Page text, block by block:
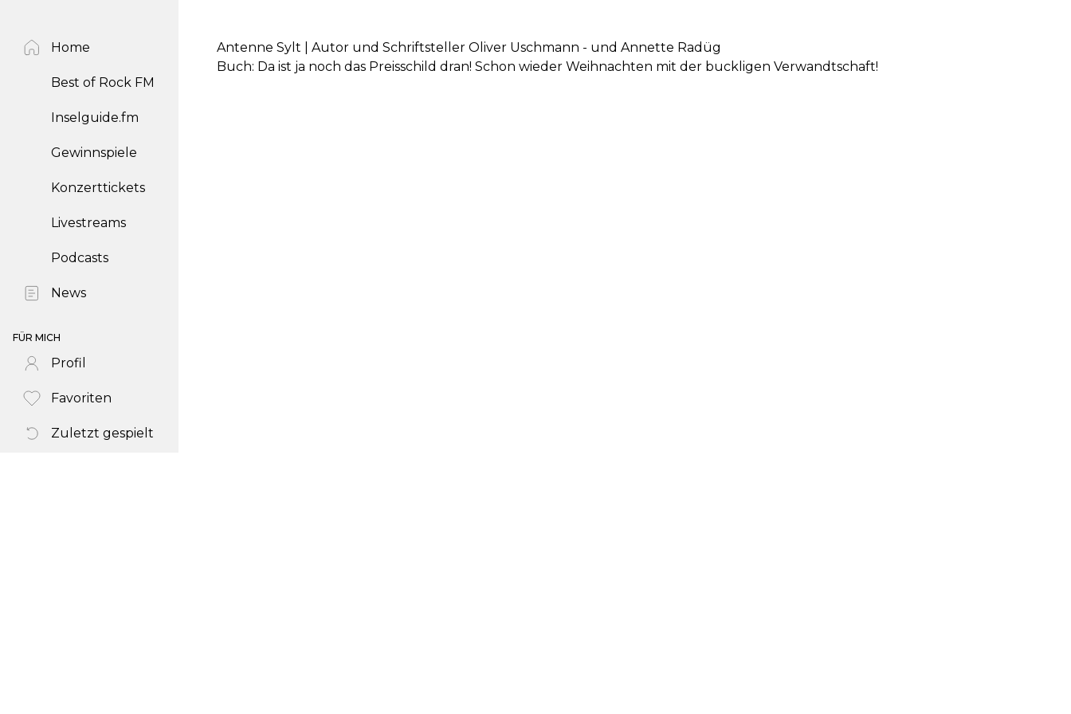
Home
Best of Rock FM
Inselguide.fm
Gewinnspiele
Konzerttickets
Livestreams
Podcasts
News
FÜR MICH
Profil
Favoriten
Zuletzt gespielt
Antenne Sylt | Autor und Schriftsteller Oliver Uschmann - und Annette Radüg
Buch: Da ist ja noch das Preisschild dran! Schon wieder Weihnachten mit der buckligen Verwandtschaft!